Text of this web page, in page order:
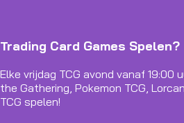
Trading Card Games Spelen?
Elke vrijdag TCG avond vanaf 19:00
the Gathering, Pokemon TCG,
TCG spelen!